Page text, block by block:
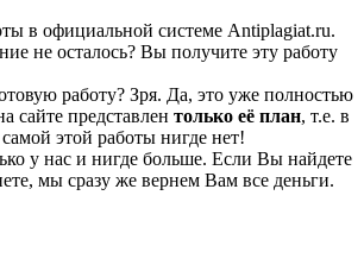
в официальной системе Аntiplagiat.ru.
не осталось? Вы получите эту работу
работу? Зря. Да, это уже полностью
сайте представлен только её план, т.е. в
этой работы нигде нет!
у нас и нигде больше. Если Вы найдете
мы сразу же вернем Вам все деньги.